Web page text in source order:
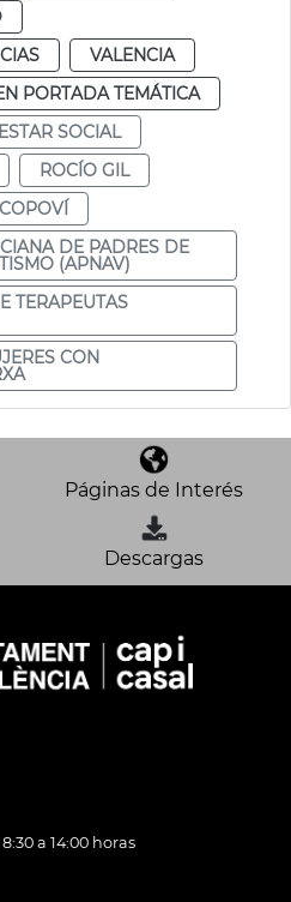
VALENCIA
PORTADA TEMÁTICA
SOCIAL
ROCÍO GIL
DE PADRES DE
(APNAV)
TERAPEUTAS
CON
Páginas de Interés
Descargas
a 14:00 horas